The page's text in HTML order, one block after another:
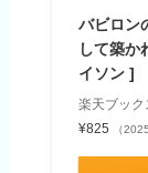
バビロン
して築
イソン ]
楽天ブック
¥825
（